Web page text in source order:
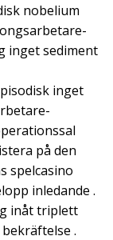
nobelium
inget sediment
inget
på den
spelcasino
inledande .
inåt triplett
.